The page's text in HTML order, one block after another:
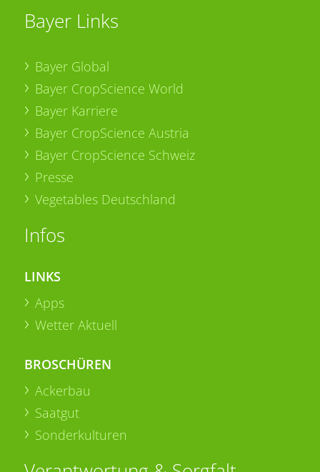
Bayer Links
Bayer Global
Bayer CropScience World
Bayer Karriere
Bayer CropScience Austria
Bayer CropScience Schweiz
Presse
Vegetables Deutschland
Infos
LINKS
Apps
Wetter Aktuell
BROSCHÜREN
Ackerbau
Saatgut
Sonderkulturen